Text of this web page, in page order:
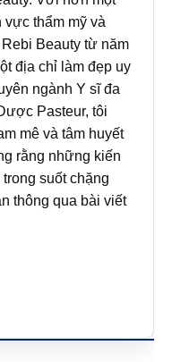
vực thẩm mỹ và
Beauty từ năm
địa chỉ làm đẹp uy
ngành Y sĩ đa
Pasteur, tôi
mê và tâm huyết
rằng những kiến
suốt chặng
thông qua bài viết